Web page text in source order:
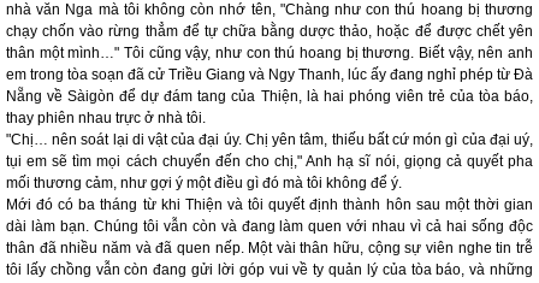
nhà văn Nga mà tôi không còn nhớ tên, "Chàng như con thú hoang bị thương
chạy chốn vào rừng thẳm để tự chữa bằng dược thảo, hoặc để được chết yên
thân một mình…" Tôi cũng vậy, như con thú hoang bị thương. Biết vậy, nên anh
em trong tòa soạn đã cử Triều Giang và Ngy Thanh, lúc ấy đang nghỉ phép từ Đà
Nẵng về Sàigòn để dự đám tang của Thiện, là hai phóng viên trẻ của tòa báo,
thay phiên nhau trực ở nhà tôi.
"Chị… nên soát lại di vật của đại úy. Chị yên tâm, thiếu bất cứ món gì của đại uý,
tụi em sẽ tìm mọi cách chuyển đến cho chị," Anh hạ sĩ nói, giọng cả quyết pha
mối thương cảm, như gợi ý một điều gì đó mà tôi không để ý.
Mới đó có ba tháng từ khi Thiện và tôi quyết định thành hôn sau một thời gian
dài làm bạn. Chúng tôi vẫn còn và đang làm quen với nhau vì cả hai sống độc
thân đã nhiều năm và đã quen nếp. Một vài thân hữu, cộng sự viên nghe tin trễ
tôi lấy chồng vẫn còn đang gửi lời góp vui về ty quản lý của tòa báo, và những